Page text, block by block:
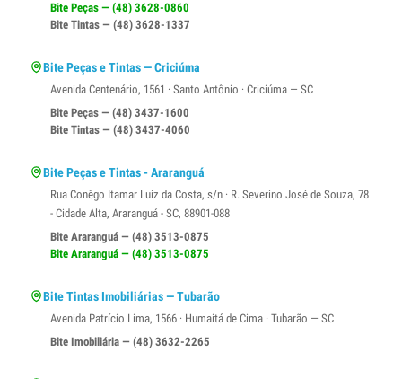
Bite Peças — (48) 3628-0860
Bite Tintas — (48) 3628-1337
Bite Peças e Tintas — Criciúma
Avenida Centenário, 1561 · Santo Antônio · Criciúma — SC
Bite Peças — (48) 3437-1600
Bite Tintas — (48) 3437-4060
Bite Peças e Tintas - Araranguá
Rua Conêgo Itamar Luiz da Costa, s/n · R. Severino José de Souza, 78
- Cidade Alta, Araranguá - SC, 88901-088
Bite Araranguá — (48) 3513-0875
Bite Araranguá — (48) 3513-0875
Bite Tintas Imobiliárias — Tubarão
Avenida Patrício Lima, 1566 · Humaitá de Cima · Tubarão — SC
Bite Imobiliária — (48) 3632-2265